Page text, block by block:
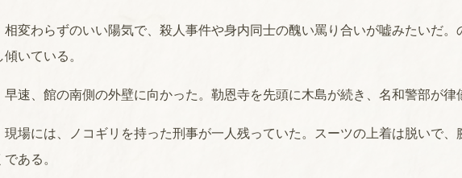
相変わらずのいい陽気で、殺人事件や身内同士の醜い罵り合いが嘘みたいだ。
傾いている。
早速、館の南側の外壁に向かった。勒恩寺を先頭に木島が続き、名和警部が律
現場には、ノコギリを持った刑事が一人残っていた。スーツの上着は脱いで、
である。